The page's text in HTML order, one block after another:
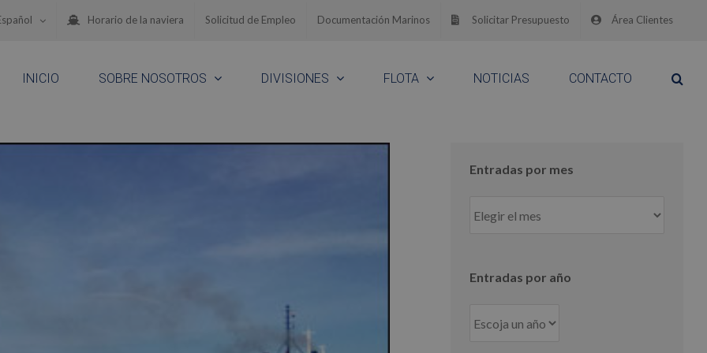
Horario de la naviera Solicitud de Empleo Documentación Marinos Solicitar Presupuesto Área Clientes
INICIO SOBRE NOSOTROS DIVISIONES FLOTA NOTICIAS CONTACTO
Entradas por mes
por
Entradas por año